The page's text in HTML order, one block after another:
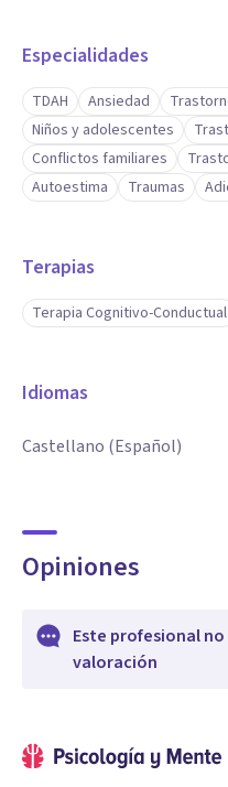
Especialidades
TDAH Ansiedad
Niños y adolescentes
Conflictos familiares
Autoestima
Traumas
Terapias
Terapia Cognitivo-Conductual
Idiomas
Castellano (Español)
Opiniones
Este profesional
valoración